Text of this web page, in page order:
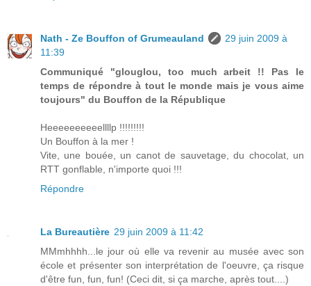
Nath - Ze Bouffon of Grumeauland
29 juin 2009 à
11:39
Communiqué "glouglou, too much arbeit !! Pas le
temps de répondre à tout le monde mais je vous aime
toujours" du Bouffon de la République
Heeeeeeeeeellllp !!!!!!!!!
Un Bouffon à la mer !
Vite, une bouée, un canot de sauvetage, du chocolat, un
RTT gonflable, n'importe quoi !!!
Répondre
La Bureautière 29 juin 2009 à 11:42
MMmhhhh...le jour où elle va revenir au musée avec son
école et présenter son interprétation de l'oeuvre, ça risque
d'être fun, fun, fun! (Ceci dit, si ça marche, après tout....)